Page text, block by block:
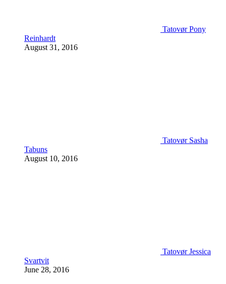
Tatovør Pony
Reinhardt
August 31, 2016
Tatovør Sasha
Tabuns
August 10, 2016
Tatovør Jessica
Svartvit
June 28, 2016